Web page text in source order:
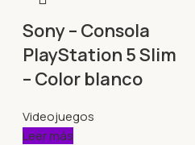
Sony – Consola
PlayStation 5 Slim
– Color blanco
Videojuegos
Leer más